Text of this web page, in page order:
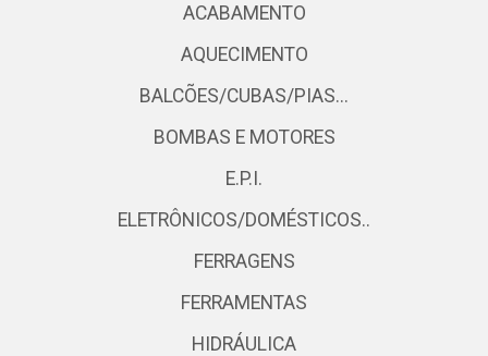
ACABAMENTO
AQUECIMENTO
BALCÕES/CUBAS/PIAS...
BOMBAS E MOTORES
E.P.I.
ELETRÔNICOS/DOMÉSTICOS..
FERRAGENS
FERRAMENTAS
HIDRÁULICA